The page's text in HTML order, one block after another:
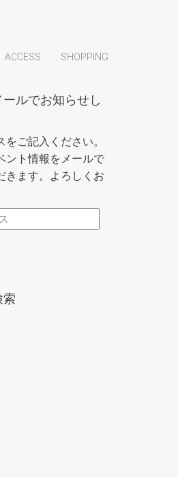
ACCESS SHOPPING
ルでお知らせし
をご記入ください。
ント情報をメールで
きます。よろしくお
索